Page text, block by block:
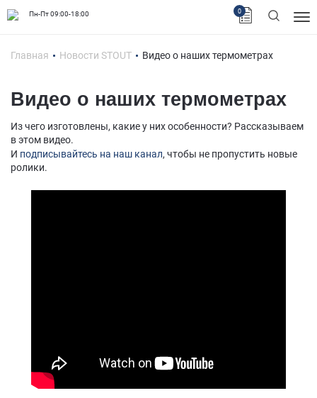
Пн-Пт 09:00-18:00 0
Главная Новости STOUT Видео о наших термометрах
Видео о наших термометрах
Из чего изготовлены, какие у них особенности? Рассказываем
в этом видео.
И подписывайтесь на наш канал, чтобы не пропустить новые
ролики.